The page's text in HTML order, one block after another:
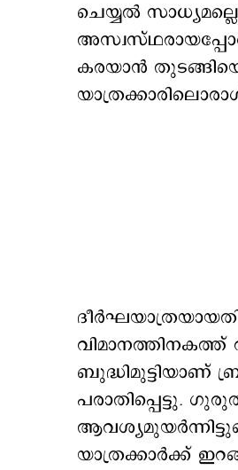
ചെയ്യല്‍
കരയാന്‍
ബുദ്ധിമുട്ടിയാണ്
പരാതിപ്പെട്ടു.
യാത്രക്കാര്‍ക്ക്